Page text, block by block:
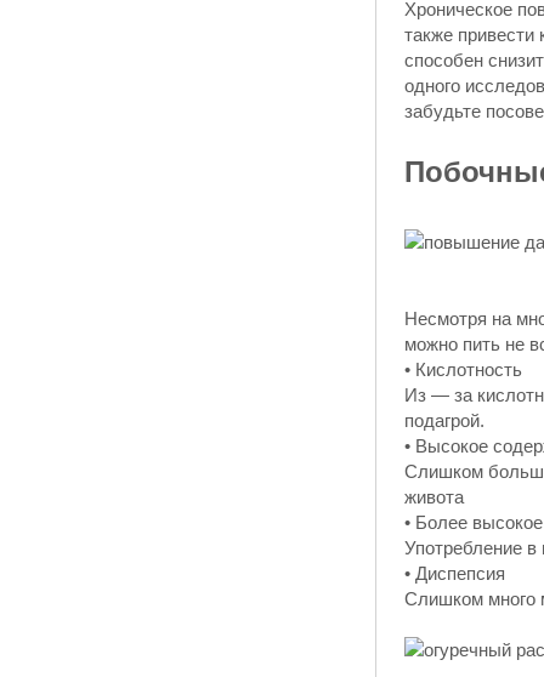
Хроническое
также привести
способен
одного
забудьте
Несмотря на
можно пить не
• Кислотность
Из — за
подагрой.
• Высокое
Слишком
живота
• Более
Употребление
• Диспепсия
Слишком много